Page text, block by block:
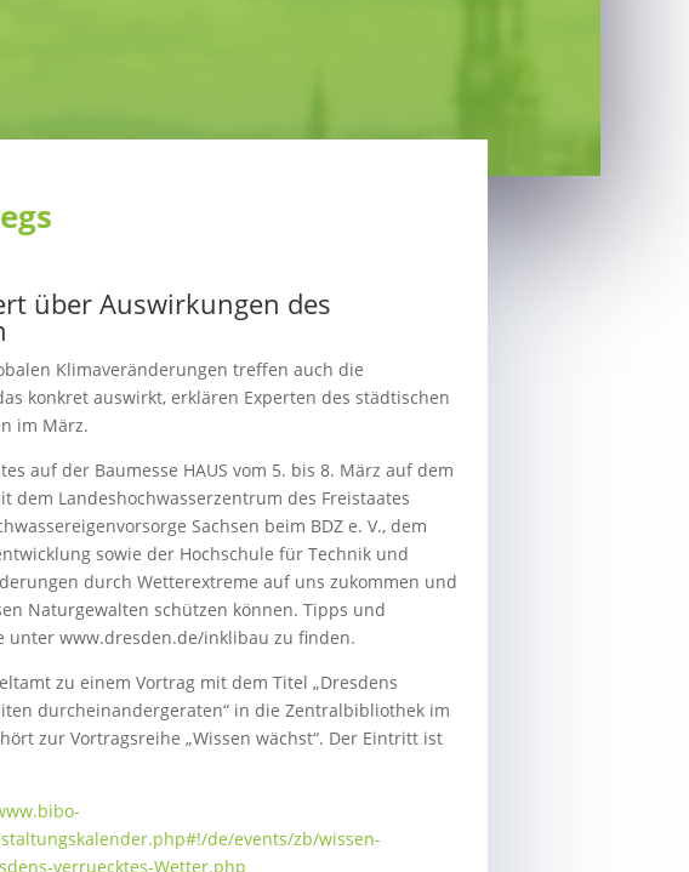
über Auswirkungen des
Klimaveränderungen treffen auch die
konkret auswirkt, erklären Experten des städtischen
im März.
auf der Baumesse HAUS vom 5. bis 8. März auf dem
dem Landeshochwasserzentrum des Freistaates
Sachsen beim BDZ e. V., dem
sowie der Hochschule für Technik und
durch Wetterextreme auf uns zukommen und
Naturgewalten schützen können. Tipps und
unter www.dresden.de/inklibau zu finden.
zu einem Vortrag mit dem Titel „Dresdens
durcheinandergeraten“ in die Zentralbibliothek im
zur Vortragsreihe „Wissen wächst“. Der Eintritt ist
de/events/zb/wissen-
verruecktes-Wetter.php